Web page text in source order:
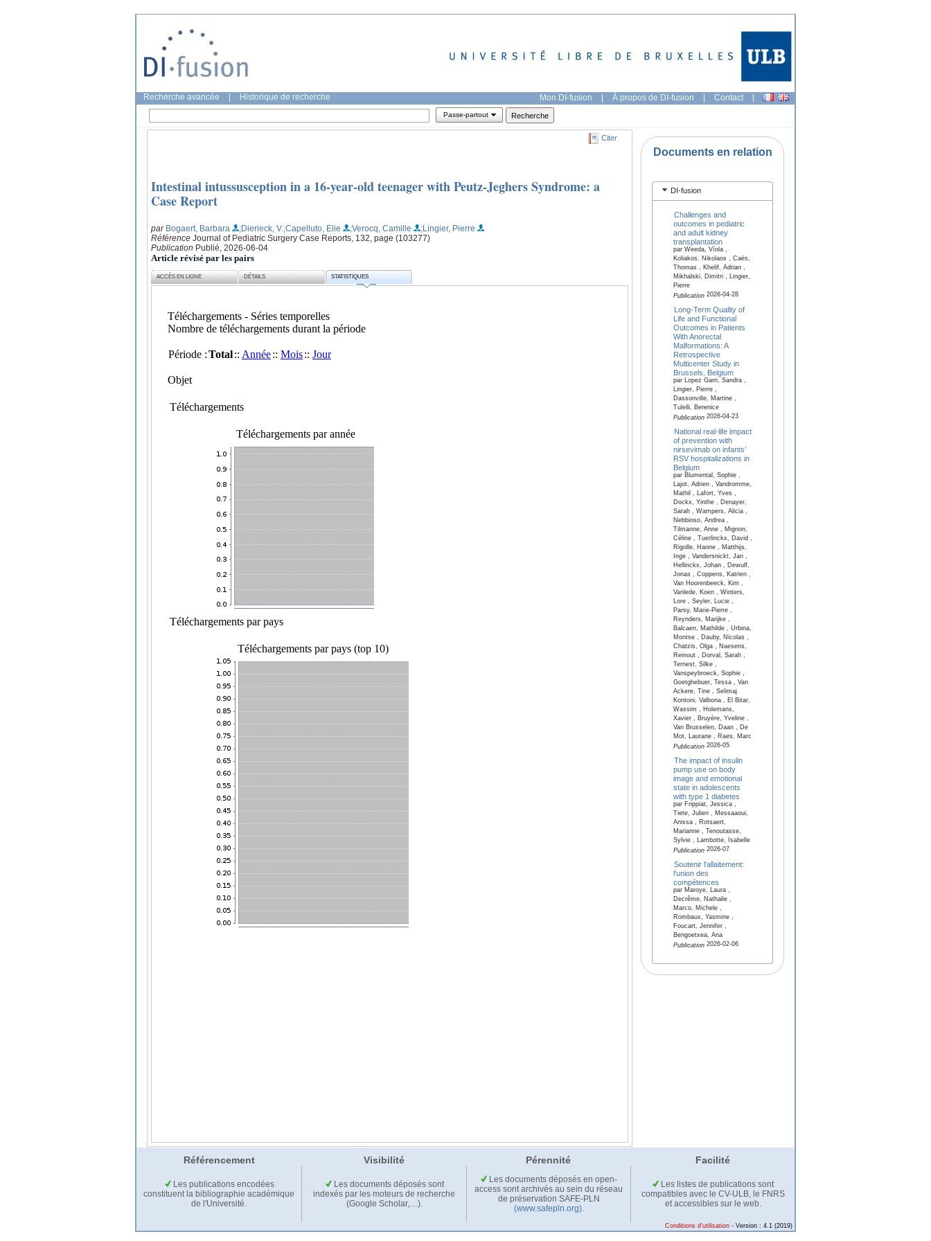
Recherche avancée Historique de recherche Mon DI-fusion | À propos de DI-fusion | Contact |
Passe-partout
Citer
Intestinal intussusception in a 16-year-old teenager with Peutz-Jeghers Syndrome: a
Case Report
par Bogaert, Barbara ;Dierieck, V. ;Capelluto, Elie ;Verocq, Camille
;Lingier, Pierre
Référence Journal of Pediatric Surgery Case Reports, 132, page (103277)
Publication Publié, 2026-06-04
Article révisé par les pairs
ACCÈS EN LIGNE DÉTAILS STATISTIQUES
Documents en relation
DI-fusion
Challenges and
outcomes in pediatric
and adult kidney
transplantation
par Weeda, Víola ,
Koliakos, Nikolaos , Caës,
Thomas , Khelif, Adrian ,
Mikhalski, Dimitri , Lingier,
Pierre
Publication2026-04-28
Long-Term Quality of
Life and Functional
Outcomes in Patients
With Anorectal
Malformations: A
Retrospective
Multicenter Study in
Brussels, Belgium
par Lopez Garri, Sandra ,
Lingier, Pierre ,
Dassonville, Martine ,
Tulelli, Berenice
Publication2026-04-23
National real-life impact
of prevention with
nirsevimab on infants’
RSV hospitalizations in
Belgium
par Blumental, Sophie ,
Lajot, Adrien , Vandromme,
Mathil , Lafort, Yves ,
Dockx, Yinthe , Denayer,
Sarah , Wampers, Alicia ,
Nebbioso, Andrea ,
Tilmanne, Anne , Mignon,
Céline , Tuerlinckx, David ,
Rigolle, Hanne , Matthijs,
Inge , Vandersnickt, Jan ,
Hellinckx, Johan , Dewulf,
Jonas , Coppens, Katrien ,
Van Hoorenbeeck, Kim ,
Vanlede, Koen , Winters,
Lore , Seyler, Lucie ,
Parsy, Marie-Pierre ,
Reynders, Marijke ,
Balcaen, Mathilde , Urbina,
Montse , Dauby, Nicolas ,
Chatzis, Olga , Naesens,
Reinout , Dorval, Sarah ,
Ternest, Silke ,
Vanspeybroeck, Sophie ,
Goetghebuer, Tessa , Van
Ackere, Tine , Selimaj
Kontoni, Valbona , El Bitar,
Wassim , Holemans,
Xavier , Bruyère, Yveline ,
Van Brusselen, Daan , De
Mot, Laurane , Raes, Marc
Publication2026-05
The impact of insulin
pump use on body
image and emotional
state in adolescents
with type 1 diabetes
par Frippiat, Jessica ,
Tiete, Julien , Messaaoui,
Anissa , Rotsaert,
Marianne , Tenoutasse,
Sylvie , Lambotte, Isabelle
Publication2026-07
Soutenir l'allaitement:
l'union des
compétences
par Maroye, Laura ,
Decrême, Nathalie ,
Marco, Michele ,
Rombaux, Yasmine ,
Foucart, Jennifer ,
Bengoetxea, Ana
Publication2026-02-06
Référencement Visibilité Pérennité Facilité
Les publications encodées
constituent la bibliographie académique
de l'Université.
Les documents déposés sont
indexés par les moteurs de recherche
(Google Scholar,…).
Les documents déposés en open-
access sont archivés au sein du réseau
de préservation SAFE-PLN
(www.safepln.org).
Les listes de publications sont
compatibles avec le CV-ULB, le FNRS
et accessibles sur le web.
Conditions d'utilisation - Version : 4.1 (2019)